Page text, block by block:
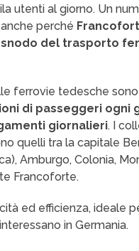
utenti al giorno. Un
perché
del trasporto
ferrovie tedesche
di passeggeri ogni
giornalieri. I
quelli tra la capitale
Amburgo, Colonia,
Francoforte.
ed efficienza, ideale
in Germania.